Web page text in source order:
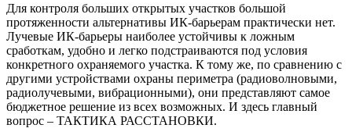
Для контроля больших открытых участков большой
протяженности альтернативы ИК-барьерам практически нет.
Лучевые ИК-барьеры наиболее устойчивы к ложным
сработкам, удобно и легко подстраиваются под условия
конкретного охраняемого участка. К тому же, по сравнению с
другими устройствами охраны периметра (радиоволновыми,
радиолучевыми, вибрационными), они представляют самое
бюджетное решение из всех возможных. И здесь главный
вопрос – ТАКТИКА РАССТАНОВКИ.